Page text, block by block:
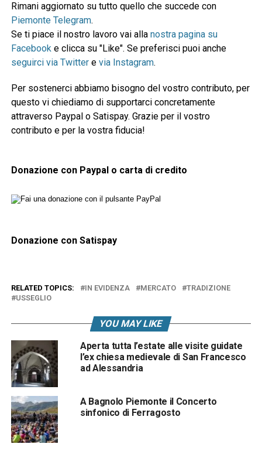
Rimani aggiornato su tutto quello che succede con
Piemonte Telegram.
Se ti piace il nostro lavoro vai alla nostra pagina su
Facebooke clicca su "Like". Se preferisci puoi anche
seguirci via Twittere via Instagram.
Per sostenerci abbiamo bisogno del vostro contributo, per
questo vi chiediamo di supportarci concretamente
attraverso Paypal o Satispay. Grazie per il vostro
contributo e per la vostra fiducia!
Donazione con Paypal o carta di credito
Donazione con Satispay
RELATED TOPICS: IN EVIDENZA MERCATO
TRADIZIONE
USSEGLIO
YOU MAY LIKE
Aperta tutta l’estate alle visite guidate
l’ex chiesa medievale di San Francesco
ad Alessandria
A Bagnolo Piemonte il Concerto
sinfonico di Ferragosto